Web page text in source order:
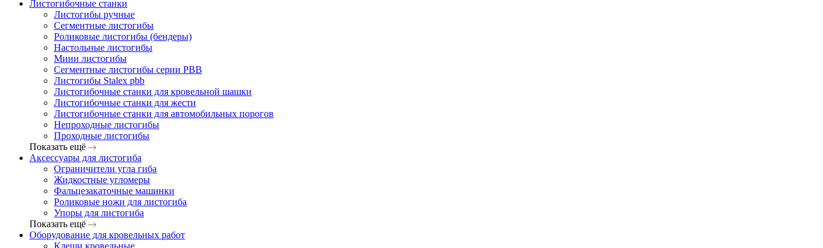
Листогибочные станки
Листогибы ручные
Сегментные листогибы
Роликовые листогибы (бендеры)
Настольные листогибы
Мини листогибы
Сегментные листогибы серии PBB
Листогибы Stalex pbb
Листогибочные станки для кровельной шашки
Листогибочные станки для жести
Листогибочные станки для автомобильных порогов
Непроходные листогибы
Проходные листогибы
Показать ещё
Аксессуары для листогиба
Ограничители угла гиба
Жидкостные угломеры
Фальцезакаточные машинки
Роликовые ножи для листогиба
Упоры для листогиба
Показать ещё
Оборудование для кровельных работ
Клещи кровельные